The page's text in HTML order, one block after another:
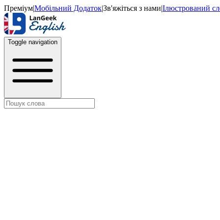
Преміум|Мобільний Додаток|Зв'яжіться з нами|Ілюстрований
Toggle navigation